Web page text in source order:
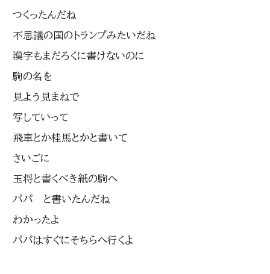
つくったんだね
不思議の国のトランプみたいだね
漢字もまだろくに書けないのに
駒の名を
見よう見まねで
写していって
飛車とか桂馬とかと書いて
さいごに
玉将と書くべき紙の駒へ
パパ と書いたんだね
わかったよ
パパはすぐにそちらへ行くよ